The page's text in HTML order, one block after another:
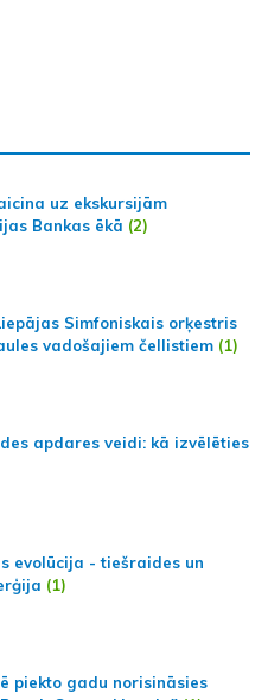
uz ekskursijām
Bankas ēkā (2)
Simfoniskais orķestris
vadošajiem čellistiem (1)
apdares veidi: kā izvēlēties
evolūcija - tiešraides un
(1)
piekto gadu norisināsies